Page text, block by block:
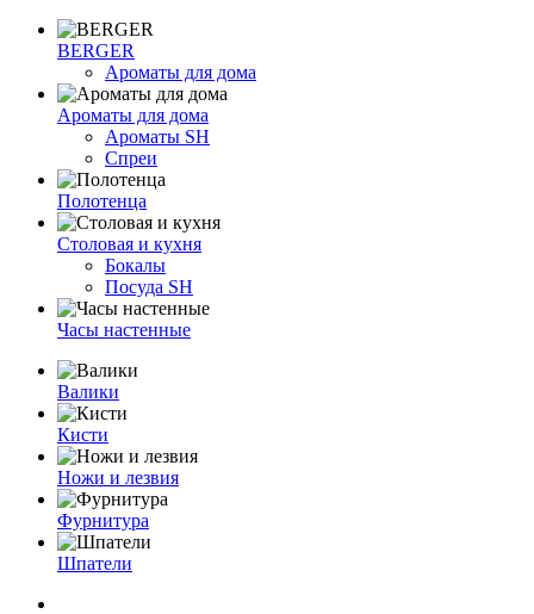
BERGER
Ароматы для дома
Ароматы для дома
Ароматы SH
Спреи
Полотенца
Столовая и кухня
Бокалы
Посуда SH
Часы настенные
Валики
Кисти
Ножи и лезвия
Фурнитура
Шпатели